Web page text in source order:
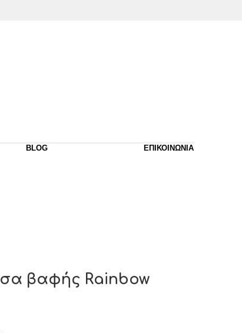
BLOG
ΕΠΙΚΟΙΝΩΝΙΑ
βαφής Rainbow